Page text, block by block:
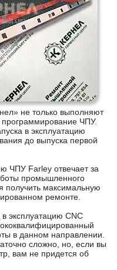
не только выполняют
ЧПУ.
в эксплуатацию
до выпуска первой
ЧПУ Farley отвечает за
промышленного
получить максимальную
ремонте.
эксплуатацию CNC
в данном направлении.
сложно, но, если вы
вам не придется об